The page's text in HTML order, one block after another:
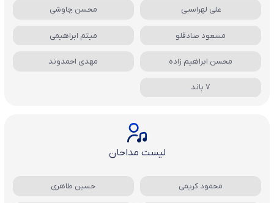
علی لهراسبی محسن چاوشی
مسعود صادقلو میثم ابراهیمی
محسن ابراهیم زاده مهدی احمدوند
7 باند
لیست مداحان
محمود کریمی حسین طاهری